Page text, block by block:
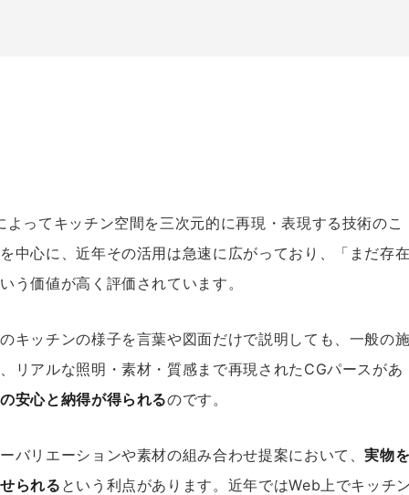
ってキッチン空間を三次元的に再現・表現する技術のこ
中心に、近年その活用は急速に広がっており、「まだ存
う価値が高く評価されています。
キッチンの様子を言葉や図面だけで説明しても、一般の
リアルな照明・素材・質感まで再現されたCGパースがあ
安心と納得が得られるのです。
バリエーションや素材の組み合わせ提案において、実物
られる という利点があります。近年ではWeb上でキッチ